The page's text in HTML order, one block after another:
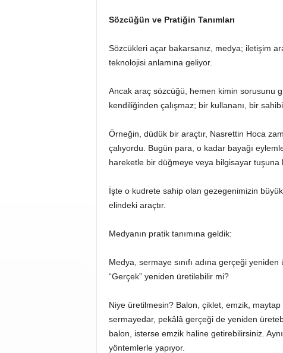
Sözcüğün ve Pratiğin Tanımları
Sözcükleri açar bakarsanız, medya; iletişim
teknolojisi anlamına geliyor.
Ancak araç sözcüğü, hemen kimin sorusunu
kendiliğinden çalışmaz; bir kullananı, bir sahibi
Örneğin, düdük bir araçtır, Nasrettin Hoca
çalıyordu. Bugün para, o kadar bayağı
hareketle bir düğmeye veya bilgisayar tuşuna
İşte o kudrete sahip olan gezegenimizin büyük
elindeki araçtır.
Medyanın pratik tanımına geldik:
Medya, sermaye sınıfı adına gerçeği
“Gerçek” yeniden üretilebilir mi?
Niye üretilmesin? Balon, çiklet, emzik,
sermayedar, pekâlâ gerçeği de yeniden
balon, isterse emzik haline getirebilirsiniz.
yöntemlerle yapıyor.